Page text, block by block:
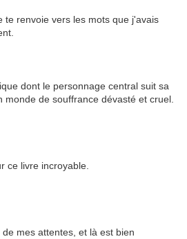
te renvoie vers les mots que j'avais
dont le personnage central suit sa
de souffrance dévasté et cruel.
ce livre incroyable.
mes attentes, et là est bien